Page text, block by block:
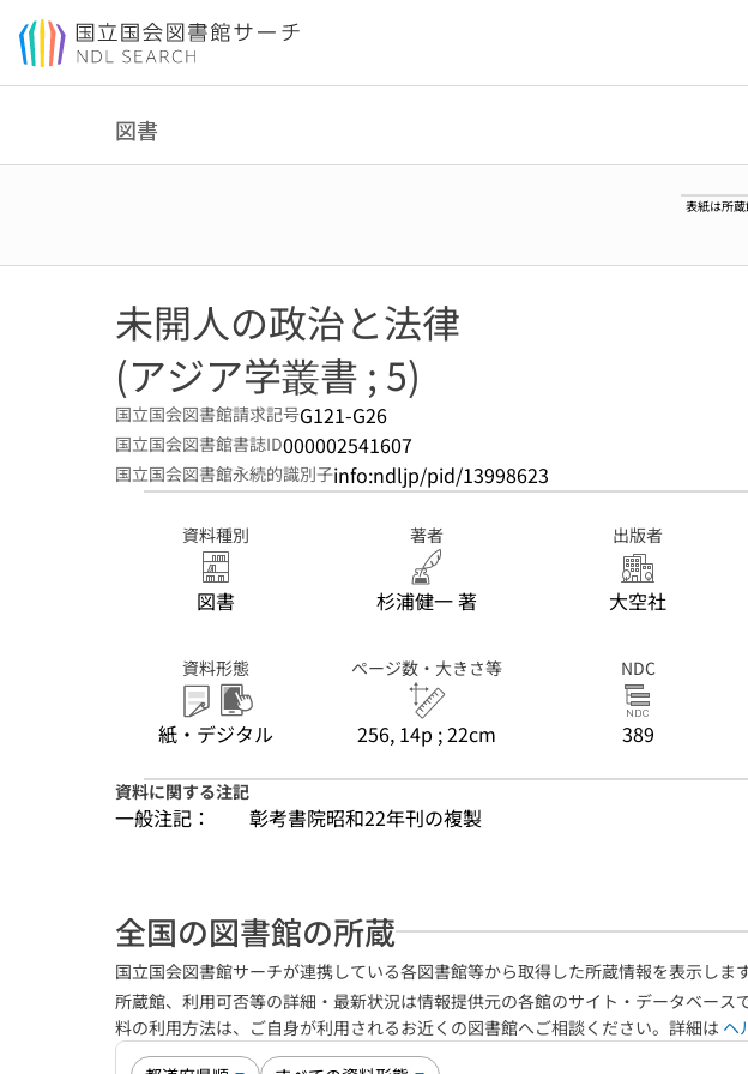
本文へ移動
図書
表紙は所
未開人の政治と法律
(アジア学叢書 ; 5)
国立国会図書館請求記号G121-G26
国立国会図書館書誌ID000002541607
国立国会図書館永続的識別子info:ndljp/pid/13998623
資料種別
図書
著者
杉浦健一 著
出版者
大空社
資料形態
紙・デジタル
ページ数・大きさ等
256, 14p ; 22cm
NDC
389
資料に関する注記
一般注記： 彰考書院昭和22年刊の複製
全国の図書館の所蔵
国立国会図書館サーチが連携している各図書館等から取得した所蔵情報を表示します
所蔵館、利用可否等の詳細・最新状況は情報提供元の各館のサイト・データベー
料の利用方法は、ご自身が利用されるお近くの図書館へご相談ください。詳細は ヘ